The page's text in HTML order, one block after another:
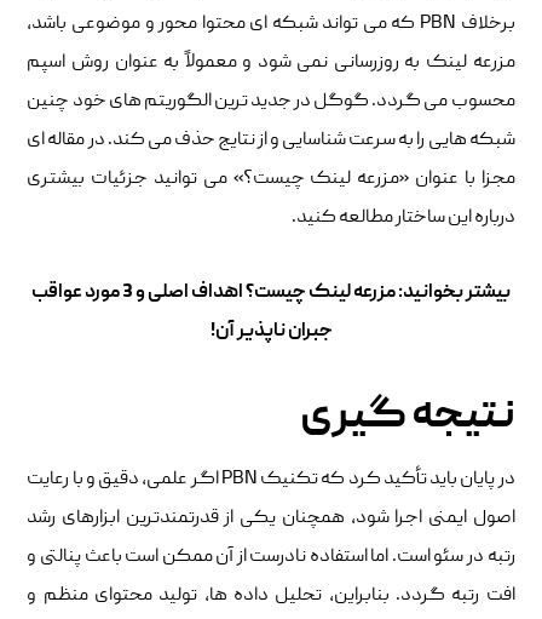
برخلاف PBN که می تواند شبکه ای محتوا محور و موضوعی باشد،
مزرعه لینک به روزرسانی نمی شود و معمولاً به عنوان روش اسپم
محسوب می گردد. گوگل در جدید ترین الگوریتم های خود چنین
شبکه هایی را به سرعت شناسایی و از نتایج حذف می کند. در مقاله ای
مجزا با عنوان «مزرعه لینک چیست؟» می توانید جزئیات بیشتری
درباره این ساختار مطالعه کنید.
بیشتر بخوانید:
مزرعه لینک چیست؟ اهداف اصلی و 3 مورد عواقب
جبران ناپذیر آن!
نتیجه گیری
در پایان باید تأکید کرد که تکنیک PBN اگر علمی، دقیق و با رعایت
اصول ایمنی اجرا شود، همچنان یکی از قدرتمندترین ابزارهای رشد
رتبه در سئو است. اما استفاده نادرست از آن ممکن است باعث پنالتی و
افت رتبه گردد. بنابراین، تحلیل داده ها، تولید محتوای منظم و